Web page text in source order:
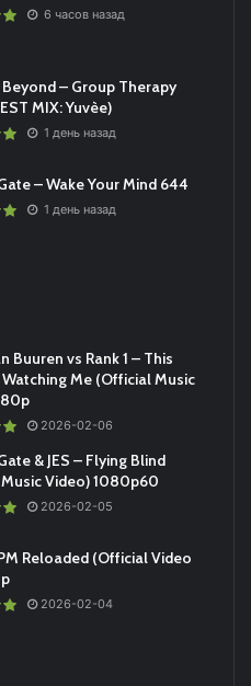
6 часов назад
– Group Therapy
MIX: Yuvèe)
1 день назад
– Wake Your Mind 644
1 день назад
Buuren vs Rank 1 – This
Me (Official Music
2026-02-06
& JES – Flying Blind
Video) 1080p60
2026-02-05
Reloaded (Official Video
2026-02-04